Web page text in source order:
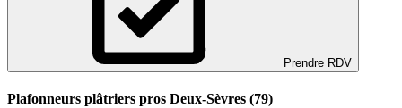
Prendre RDV
Plafonneurs plâtriers pros Deux-Sèvres (79)